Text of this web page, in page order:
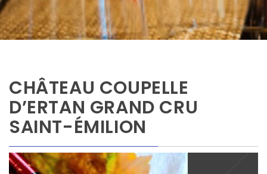
CHÂTEAU COUPELLE
D’ERTAN GRAND CRU
SAINT-ÉMILION